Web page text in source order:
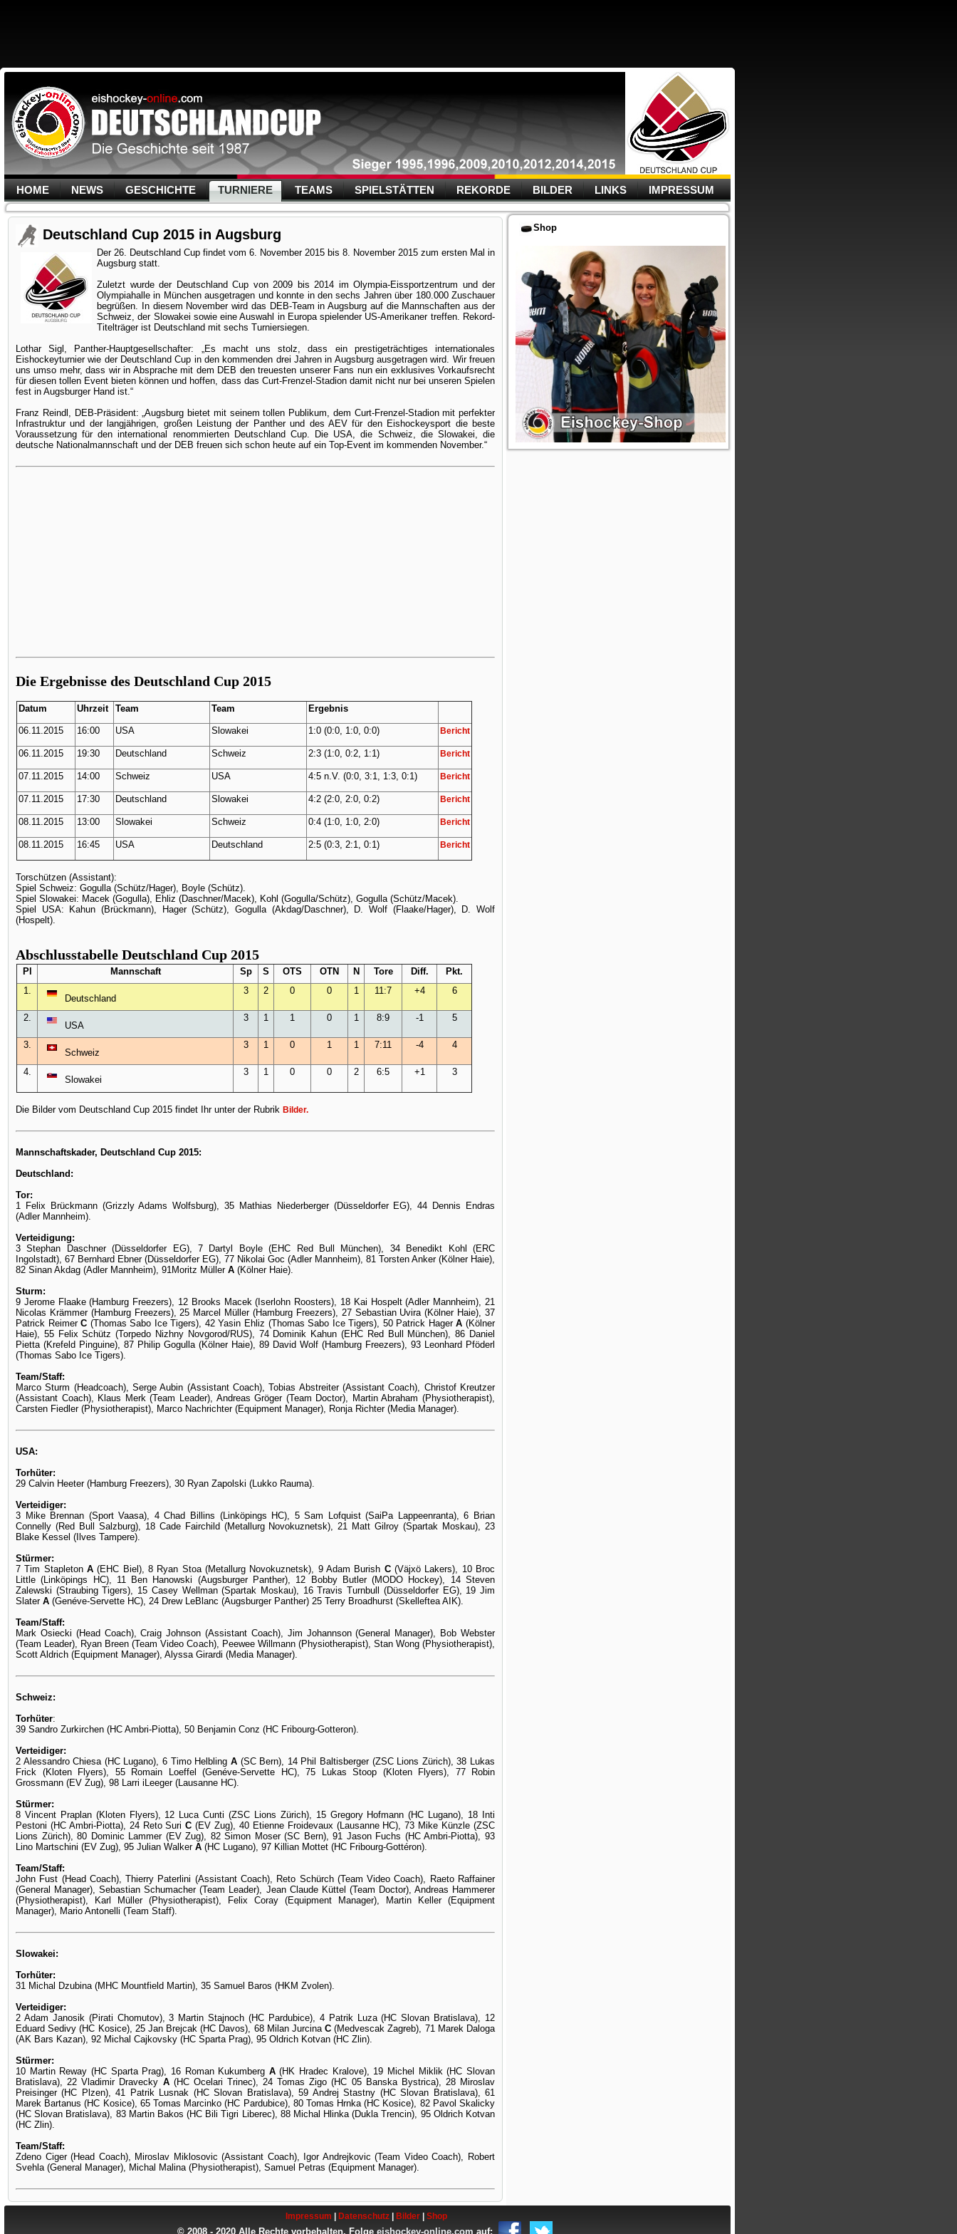
HOME NEWS GESCHICHTE TURNIERE TEAMS SPIELSTÄTTEN REKORDE BILDER LINKS IMPRESSUM
Deutschland Cup 2015 in Augsburg
Der 26. Deutschland Cup findet vom 6. November 2015 bis 8. November 2015 zum ersten Mal in
Augsburg statt.
Zuletzt wurde der Deutschland Cup von 2009 bis 2014 im Olympia-Eissportzentrum und der
Olympiahalle in München ausgetragen und konnte in den sechs Jahren über 180.000 Zuschauer
begrüßen. In diesem November wird das DEB-Team in Augsburg auf die Mannschaften aus der
Schweiz, der Slowakei sowie eine Auswahl in Europa spielender US-Amerikaner treffen. Rekord-
Titelträger ist Deutschland mit sechs Turniersiegen.
Lothar Sigl, Panther-Hauptgesellschafter: „Es macht uns stolz, dass ein prestigeträchtiges internationales
Eishockeyturnier wie der Deutschland Cup in den kommenden drei Jahren in Augsburg ausgetragen wird. Wir freuen
uns umso mehr, dass wir in Absprache mit dem DEB den treuesten unserer Fans nun ein exklusives Vorkaufsrecht
für diesen tollen Event bieten können und hoffen, dass das Curt-Frenzel-Stadion damit nicht nur bei unseren Spielen
fest in Augsburger Hand ist.“
Franz Reindl, DEB-Präsident: „Augsburg bietet mit seinem tollen Publikum, dem Curt-Frenzel-Stadion mit perfekter
Infrastruktur und der langjährigen, großen Leistung der Panther und des AEV für den Eishockeysport die beste
Voraussetzung für den international renommierten Deutschland Cup. Die USA, die Schweiz, die Slowakei, die
deutsche Nationalmannschaft und der DEB freuen sich schon heute auf ein Top-Event im kommenden November.“
Die Ergebnisse des Deutschland Cup 2015
Datum Uhrzeit Team Team Ergebnis
06.11.2015 16:00 USA Slowakei 1:0 (0:0, 1:0, 0:0) Bericht
06.11.2015 19:30 Deutschland Schweiz 2:3 (1:0, 0:2, 1:1) Bericht
07.11.2015 14:00 Schweiz USA 4:5 n.V. (0:0, 3:1, 1:3, 0:1) Bericht
07.11.2015 17:30 Deutschland Slowakei 4:2 (2:0, 2:0, 0:2) Bericht
08.11.2015 13:00 Slowakei Schweiz 0:4 (1:0, 1:0, 2:0) Bericht
08.11.2015 16:45 USA Deutschland 2:5 (0:3, 2:1, 0:1) Bericht
Torschützen (Assistant):
Spiel Schweiz: Gogulla (Schütz/Hager), Boyle (Schütz).
Spiel Slowakei: Macek (Gogulla), Ehliz (Daschner/Macek), Kohl (Gogulla/Schütz), Gogulla (Schütz/Macek).
Spiel USA: Kahun (Brückmann), Hager (Schütz), Gogulla (Akdag/Daschner), D. Wolf (Flaake/Hager), D. Wolf
(Hospelt).
Abschlusstabelle Deutschland Cup 2015
Pl Mannschaft Sp S OTS OTN N Tore Diff.
Pkt.
1.
Deutschland
3 2 0 0 1 11:7 +4 6
2.
USA
3 1 1 0 1 8:9 -1 5
3.
Schweiz
3 1 0 1 1 7:11 -4 4
4.
Slowakei
3 1 0 0 2 6:5 +1 3
Die Bilder vom Deutschland Cup 2015 findet Ihr unter der Rubrik Bilder.
Mannschaftskader, Deutschland Cup 2015:
Deutschland:
Tor:
1 Felix Brückmann (Grizzly Adams Wolfsburg), 35 Mathias Niederberger (Düsseldorfer EG), 44 Dennis Endras
(Adler Mannheim).
Verteidigung:
3 Stephan Daschner (Düsseldorfer EG), 7 Dartyl Boyle (EHC Red Bull München), 34 Benedikt Kohl (ERC
Ingolstadt), 67 Bernhard Ebner (Düsseldorfer EG), 77 Nikolai Goc (Adler Mannheim), 81 Torsten Anker (Kölner Haie),
82 Sinan Akdag (Adler Mannheim), 91Moritz Müller A (Kölner Haie).
Sturm:
9 Jerome Flaake (Hamburg Freezers), 12 Brooks Macek (Iserlohn Roosters), 18 Kai Hospelt (Adler Mannheim), 21
Nicolas Krämmer (Hamburg Freezers), 25 Marcel Müller (Hamburg Freezers), 27 Sebastian Uvira (Kölner Haie), 37
Patrick ReimerC (Thomas Sabo Ice Tigers), 42 Yasin Ehliz (Thomas Sabo Ice Tigers), 50 Patrick HagerA (Kölner
Haie), 55 Felix Schütz (Torpedo Nizhny Novgorod/RUS), 74 Dominik Kahun (EHC Red Bull München), 86 Daniel
Pietta (Krefeld Pinguine), 87 Philip Gogulla (Kölner Haie), 89 David Wolf (Hamburg Freezers), 93 Leonhard Pföderl
(Thomas Sabo Ice Tigers).
Team/Staff:
Marco Sturm (Headcoach), Serge Aubin (Assistant Coach), Tobias Abstreiter (Assistant Coach), Christof Kreutzer
(Assistant Coach), Klaus Merk (Team Leader), Andreas Gröger (Team Doctor), Martin Abraham (Physiotherapist),
Carsten Fiedler (Physiotherapist), Marco Nachrichter (Equipment Manager), Ronja Richter (Media Manager).
USA:
Torhüter:
29 Calvin Heeter (Hamburg Freezers), 30 Ryan Zapolski (Lukko Rauma).
Verteidiger:
3 Mike Brennan (Sport Vaasa), 4 Chad Billins (Linköpings HC), 5 Sam Lofquist (SaiPa Lappeenranta), 6 Brian
Connelly (Red Bull Salzburg), 18 Cade Fairchild (Metallurg Novokuznetsk), 21 Matt Gilroy (Spartak Moskau), 23
Blake Kessel (Ilves Tampere).
Stürmer:
7 Tim Stapleton A (EHC Biel), 8 Ryan Stoa (Metallurg Novokuznetsk), 9 Adam Burish C(Väjxö Lakers), 10 Broc
Little (Linköpings HC), 11 Ben Hanowski (Augsburger Panther), 12 Bobby Butler (MODO Hockey), 14 Steven
Zalewski (Straubing Tigers), 15 Casey Wellman (Spartak Moskau), 16 Travis Turnbull (Düsseldorfer EG), 19 Jim
Slater A (Genéve-Servette HC), 24 Drew LeBlanc (Augsburger Panther) 25 Terry Broadhurst (Skelleftea AIK).
Team/Staff:
Mark Osiecki (Head Coach), Craig Johnson (Assistant Coach), Jim Johannson (General Manager), Bob Webster
(Team Leader), Ryan Breen (Team Video Coach), Peewee Willmann (Physiotherapist), Stan Wong (Physiotherapist),
Scott Aldrich (Equipment Manager), Alyssa Girardi (Media Manager).
Schweiz:
Torhüter:
39 Sandro Zurkirchen (HC Ambri-Piotta), 50 Benjamin Conz (HC Fribourg-Gotteron).
Verteidiger:
2 Alessandro Chiesa (HC Lugano), 6 Timo Helbling A (SC Bern), 14 Phil Baltisberger (ZSC Lions Zürich), 38 Lukas
Frick (Kloten Flyers), 55 Romain Loeffel (Genéve-Servette HC), 75 Lukas Stoop (Kloten Flyers), 77 Robin
Grossmann (EV Zug), 98 Larri iLeeger (Lausanne HC).
Stürmer:
8 Vincent Praplan (Kloten Flyers), 12 Luca Cunti (ZSC Lions Zürich), 15 Gregory Hofmann (HC Lugano), 18 Inti
Pestoni (HC Ambri-Piotta), 24 Reto SuriC(EV Zug), 40 Etienne Froidevaux (Lausanne HC), 73 Mike Künzle (ZSC
Lions Zürich), 80 Dominic Lammer (EV Zug), 82 Simon Moser (SC Bern), 91 Jason Fuchs (HC Ambri-Piotta), 93
Lino Martschini (EV Zug), 95 Julian WalkerA (HC Lugano), 97 Killian Mottet (HC Fribourg-Gottéron).
Team/Staff:
John Fust (Head Coach), Thierry Paterlini (Assistant Coach), Reto Schürch (Team Video Coach), Raeto Raffainer
(General Manager), Sebastian Schumacher (Team Leader), Jean Claude Küttel (Team Doctor), Andreas Hammerer
(Physiotherapist), Karl Müller (Physiotherapist), Felix Coray (Equipment Manager), Martin Keller (Equipment
Manager), Mario Antonelli (Team Staff).
Slowakei:
Torhüter:
31 Michal Dzubina (MHC Mountfield Martin), 35 Samuel Baros (HKM Zvolen).
Verteidiger:
2 Adam Janosik (Pirati Chomutov), 3 Martin Stajnoch (HC Pardubice), 4 Patrik Luza (HC Slovan Bratislava), 12
Eduard Sedivy (HC Kosice), 25 Jan Brejcak (HC Davos), 68 Milan JurcinaC (Medvescak Zagreb), 71 Marek Daloga
(AK Bars Kazan), 92 Michal Cajkovsky (HC Sparta Prag), 95 Oldrich Kotvan (HC Zlin).
Stürmer:
10 Martin Reway (HC Sparta Prag), 16 Roman Kukumberg A(HK Hradec Kralove), 19 Michel Miklik (HC Slovan
Bratislava), 22 Vladimir Dravecky A(HC Ocelari Trinec), 24 Tomas Zigo (HC 05 Banska Bystrica), 28 Miroslav
Preisinger (HC Plzen), 41 Patrik Lusnak (HC Slovan Bratislava), 59 Andrej Stastny (HC Slovan Bratislava), 61
Marek Bartanus (HC Kosice), 65 Tomas Marcinko (HC Pardubice), 80 Tomas Hrnka (HC Kosice), 82 Pavol Skalicky
(HC Slovan Bratislava), 83 Martin Bakos (HC Bili Tigri Liberec), 88 Michal Hlinka (Dukla Trencin), 95 Oldrich Kotvan
(HC Zlin).
Team/Staff:
Zdeno Ciger (Head Coach), Miroslav Miklosovic (Assistant Coach), Igor Andrejkovic (Team Video Coach), Robert
Svehla (General Manager), Michal Malina (Physiotherapist), Samuel Petras (Equipment Manager).
Shop
Impressum Datenschutz Bilder Shop
© 2008 - 2020 Alle Rechte vorbehalten. Folge eishockey-online.com auf: